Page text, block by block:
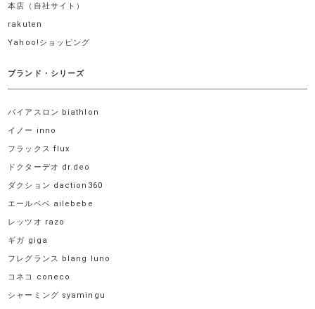
本店（自社サイト）
rakuten
Yahoo!ショッピング
ブランド・シリーズ
バイアスロン biathlon
イノー inno
フラックス flux
ドクターデオ dr.deo
ダクション daction360
エールベベ ailebebe
レッツオ razo
ギガ giga
フレグランス blang luno
コネコ coneco
シャーミング syamingu